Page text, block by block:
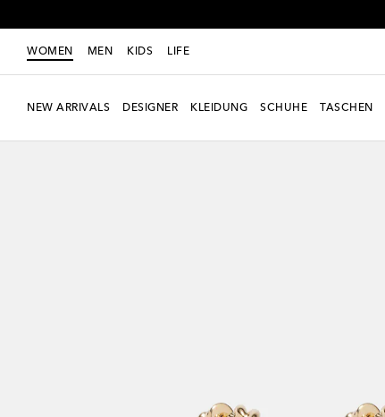
WOMEN MEN KIDS LIFE
NEW ARRIVALS DESIGNER KLEIDUNG SCHUHE TASCHEN